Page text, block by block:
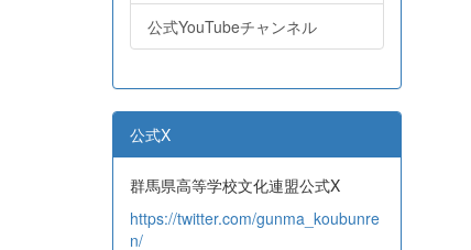
公式YouTubeチャンネル
公式X
群馬県高等学校文化連盟公式X
https://twitter.com/gunma_koubunre
n/